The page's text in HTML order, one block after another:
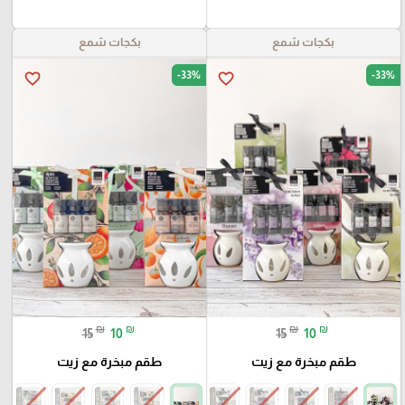
بكجات شمع
favorite_border -33%
15 ₪ 10 ₪
طقم مبخرة مع زيت
بكجات شمع
favorite_border -33%
15 ₪ 10 ₪
طقم مبخرة مع زيت